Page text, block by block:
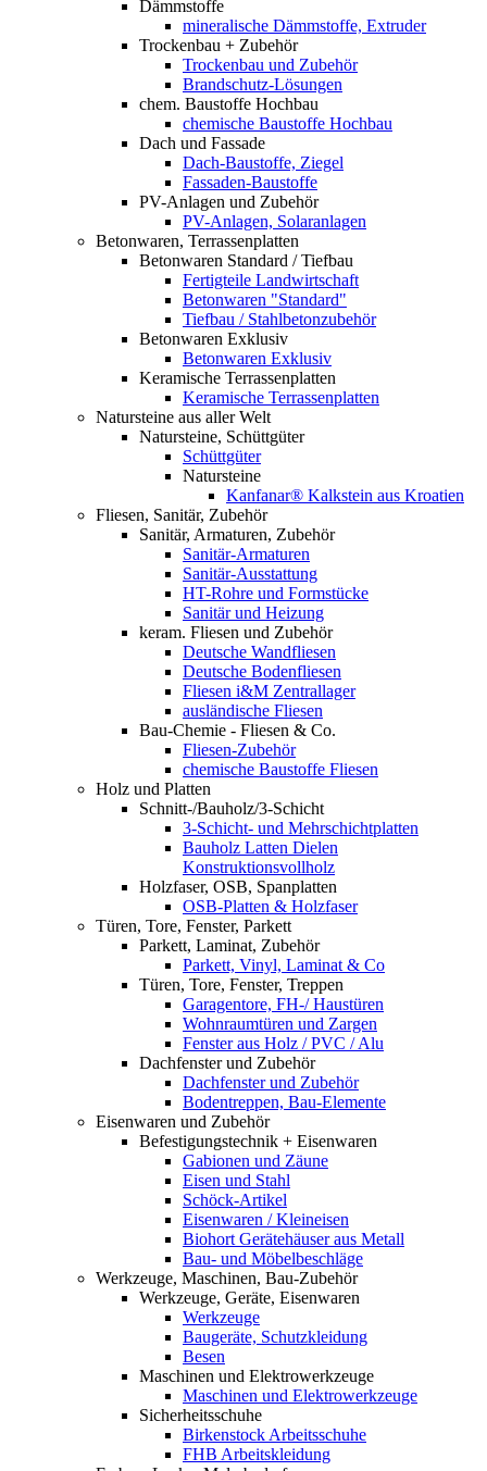
Dämmstoffe
mineralische Dämmstoffe, Extruder
Trockenbau + Zubehör
Trockenbau und Zubehör
Brandschutz-Lösungen
chem. Baustoffe Hochbau
chemische Baustoffe Hochbau
Dach und Fassade
Dach-Baustoffe, Ziegel
Fassaden-Baustoffe
PV-Anlagen und Zubehör
PV-Anlagen, Solaranlagen
Betonwaren, Terrassenplatten
Betonwaren Standard / Tiefbau
Fertigteile Landwirtschaft
Betonwaren "Standard"
Tiefbau / Stahlbetonzubehör
Betonwaren Exklusiv
Betonwaren Exklusiv
Keramische Terrassenplatten
Keramische Terrassenplatten
Natursteine aus aller Welt
Natursteine, Schüttgüter
Schüttgüter
Natursteine
Kanfanar® Kalkstein aus Kroatien
Fliesen, Sanitär, Zubehör
Sanitär, Armaturen, Zubehör
Sanitär-Armaturen
Sanitär-Ausstattung
HT-Rohre und Formstücke
Sanitär und Heizung
keram. Fliesen und Zubehör
Deutsche Wandfliesen
Deutsche Bodenfliesen
Fliesen i&M Zentrallager
ausländische Fliesen
Bau-Chemie - Fliesen & Co.
Fliesen-Zubehör
chemische Baustoffe Fliesen
Holz und Platten
Schnitt-/Bauholz/3-Schicht
3-Schicht- und Mehrschichtplatten
Bauholz Latten Dielen
Konstruktionsvollholz
Holzfaser, OSB, Spanplatten
OSB-Platten & Holzfaser
Türen, Tore, Fenster, Parkett
Parkett, Laminat, Zubehör
Parkett, Vinyl, Laminat & Co
Türen, Tore, Fenster, Treppen
Garagentore, FH-/ Haustüren
Wohnraumtüren und Zargen
Fenster aus Holz / PVC / Alu
Dachfenster und Zubehör
Dachfenster und Zubehör
Bodentreppen, Bau-Elemente
Eisenwaren und Zubehör
Befestigungstechnik + Eisenwaren
Gabionen und Zäune
Eisen und Stahl
Schöck-Artikel
Eisenwaren / Kleineisen
Biohort Gerätehäuser aus Metall
Bau- und Möbelbeschläge
Werkzeuge, Maschinen, Bau-Zubehör
Werkzeuge, Geräte, Eisenwaren
Werkzeuge
Baugeräte, Schutzkleidung
Besen
Maschinen und Elektrowerkzeuge
Maschinen und Elektrowerkzeuge
Sicherheitsschuhe
Birkenstock Arbeitsschuhe
FHB Arbeitskleidung